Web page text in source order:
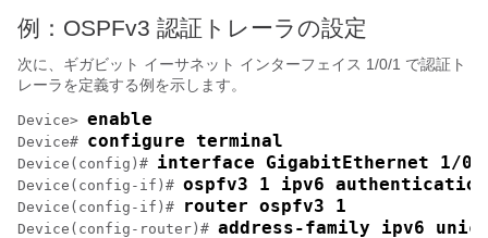
例：OSPFv3 認証トレーラの設定
次に、ギガビット イーサネット インターフェイス 1/0/1 で認証ト
レーラを定義する例を示します。
Device> enable
Device# configure terminal
Device(config)# interface GigabitEthernet 1/0/
Device(config-if)# ospfv3 1 ipv6
Device(config-if)# router ospfv3 1
Device(config-router)# address-family ipv6